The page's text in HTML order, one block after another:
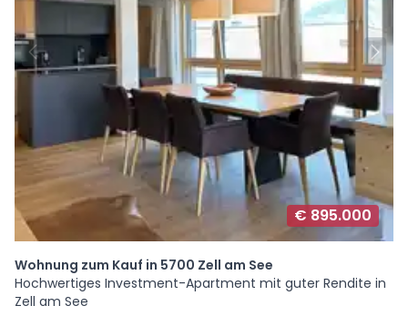
€ 895.000
Wohnung zum Kauf in 5700 Zell am See
Hochwertiges Investment-Apartment mit guter Rendite in
Zell am See